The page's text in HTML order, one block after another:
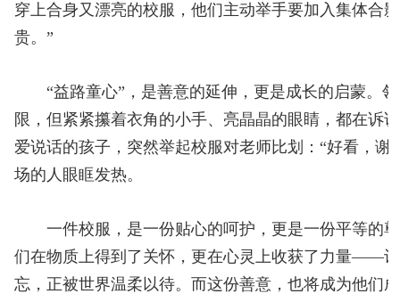
穿上合身又漂亮的校服，他们主动举手要加入集体合
贵。”
“益路童心”，是善意的延伸，更是成长的启蒙。领
限，但紧紧攥着衣角的小手、亮晶晶的眼睛，都在诉
爱说话的孩子，突然举起校服对老师比划：“好看，谢
场的人眼眶发热。
一件校服，是一份贴心的呵护，更是一份平等的尊
们在物质上得到了关怀，更在心灵上收获了力量——
忘，正被世界温柔以待。而这份善意，也将成为他们